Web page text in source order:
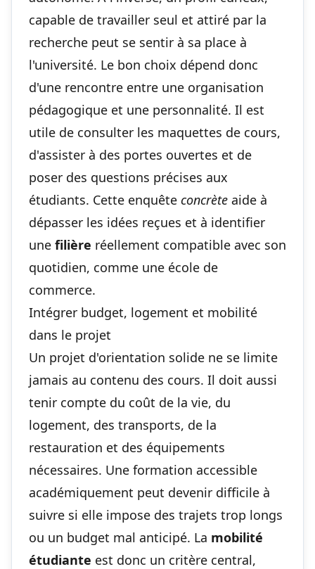
capable de travailler seul et attiré par la
recherche peut se sentir à sa place à
l'université. Le bon choix dépend donc
d'une rencontre entre une organisation
pédagogique et une personnalité. Il est
utile de consulter les maquettes de cours,
d'assister à des portes ouvertes et de
poser des questions précises aux
étudiants. Cette enquête concrète aide à
dépasser les idées reçues et à identifier
une filière réellement compatible avec son
quotidien, comme une école de
commerce.
Intégrer budget, logement et mobilité
dans le projet
Un projet d'orientation solide ne se limite
jamais au contenu des cours. Il doit aussi
tenir compte du coût de la vie, du
logement, des transports, de la
restauration et des équipements
nécessaires. Une formation accessible
académiquement peut devenir difficile à
suivre si elle impose des trajets trop longs
ou un budget mal anticipé. La mobilité
étudiante est donc un critère central,